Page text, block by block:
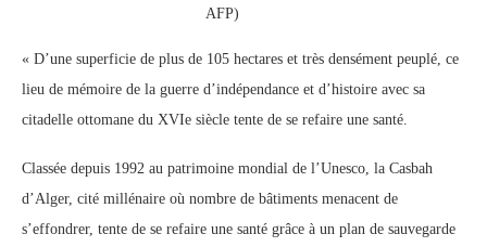
AFP)
« D’une superficie de plus de 105 hectares et très densément peuplé, ce
lieu de mémoire de la guerre d’indépendance et d’histoire avec sa
citadelle ottomane du XVIe siècle tente de se refaire une santé.
Classée depuis 1992 au patrimoine mondial de l’Unesco, la Casbah
d’Alger, cité millénaire où nombre de bâtiments menacent de
s’effondrer, tente de se refaire une santé grâce à un plan de sauvegarde